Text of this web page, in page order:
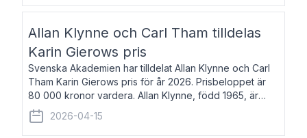
Allan Klynne och Carl Tham tilldelas
Karin Gierows pris
Svenska Akademien har tilldelat Allan Klynne och Carl
Tham Karin Gierows pris för år 2026. Prisbeloppet är
80 000 kronor vardera. Allan Klynne, född 1965, är
arkeolog, författare, översättare och fil.dr i antikens
kultur och samhällsliv. Ut
2026-04-15